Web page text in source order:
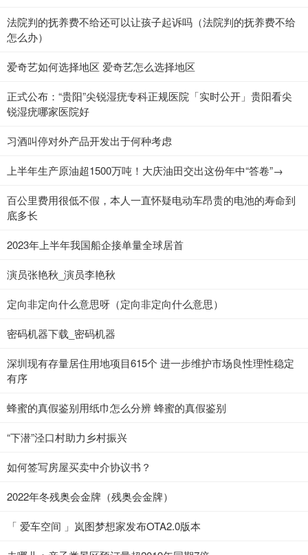
法院判的抚养费不给还可以让孩子起诉吗（法院判的抚养费不给
怎么办）
爱奇艺如何选择地区 爱奇艺怎么选择地区
正式公布：“贵阳”尖锐湿疣专科正规医院「实时公开」贵阳看尖
锐湿疣哪家医院好
​习酒叫停对外产品开发出于何种考虑
上半年生产原油超1500万吨！大庆油田交出这份年中“答卷”→
百公里费用很低不假，本人一直怀疑电动车昂贵的电池的寿命到
底多长
2023年上半年我国船企接单量全球居首
演员张艳秋_演员李艳秋
定向非定向什么意思呀（定向非定向什么意思）
密码机器下载_密码机器
深圳现有存量居住用地项目615个 进一步维护市场良性理性稳定
有序
蜂蜜的真假鉴别用纸巾怎么分辨 蜂蜜的真假鉴别
“下潜”泾口村助力乡村振兴
如何签写房屋买卖中介协议书？
2022年冬残奥会金牌（残奥会金牌）
「 爱车空间 」岚图梦想家发布OTA2.0版本